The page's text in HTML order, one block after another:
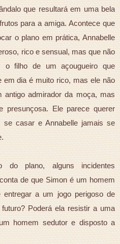
que resultará em uma bela
para a amiga. Acontece que
o plano em prática, Annabelle
rico e sensual, mas que não
filho de um açougueiro que
em dia é muito rico, mas ele não
admirador da moça, mas
presunçosa. Ele parece querer
casar e Annabelle jamais se
do plano, alguns incidentes
de que Simon é um homem
entregar a um jogo perigoso de
Poderá ela resistir a uma
homem sedutor e disposto a